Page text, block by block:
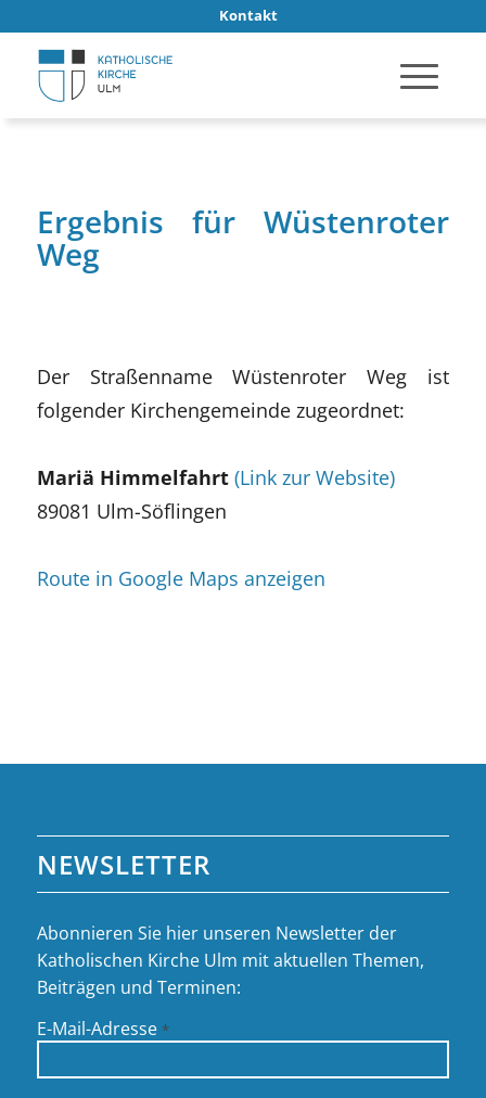
Kontakt
Ergebnis für Wüstenroter
Weg
Der Straßenname Wüstenroter Weg ist
folgender Kirchengemeinde zugeordnet:
Mariä Himmelfahrt (Link zur Website)
89081 Ulm-Söflingen
Route in Google Maps anzeigen
NEWSLETTER
Abonnieren Sie hier unseren Newsletter der
Katholischen Kirche Ulm mit aktuellen Themen,
Beiträgen und Terminen:
E-Mail-Adresse *